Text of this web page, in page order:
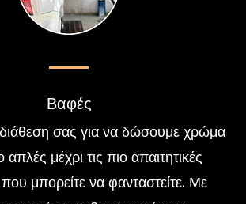
Βαφές
σας για να δώσουμε χρώμα
απλές μέχρι τις πιο απαιτητικές
που μπορείτε να φανταστείτε. Με